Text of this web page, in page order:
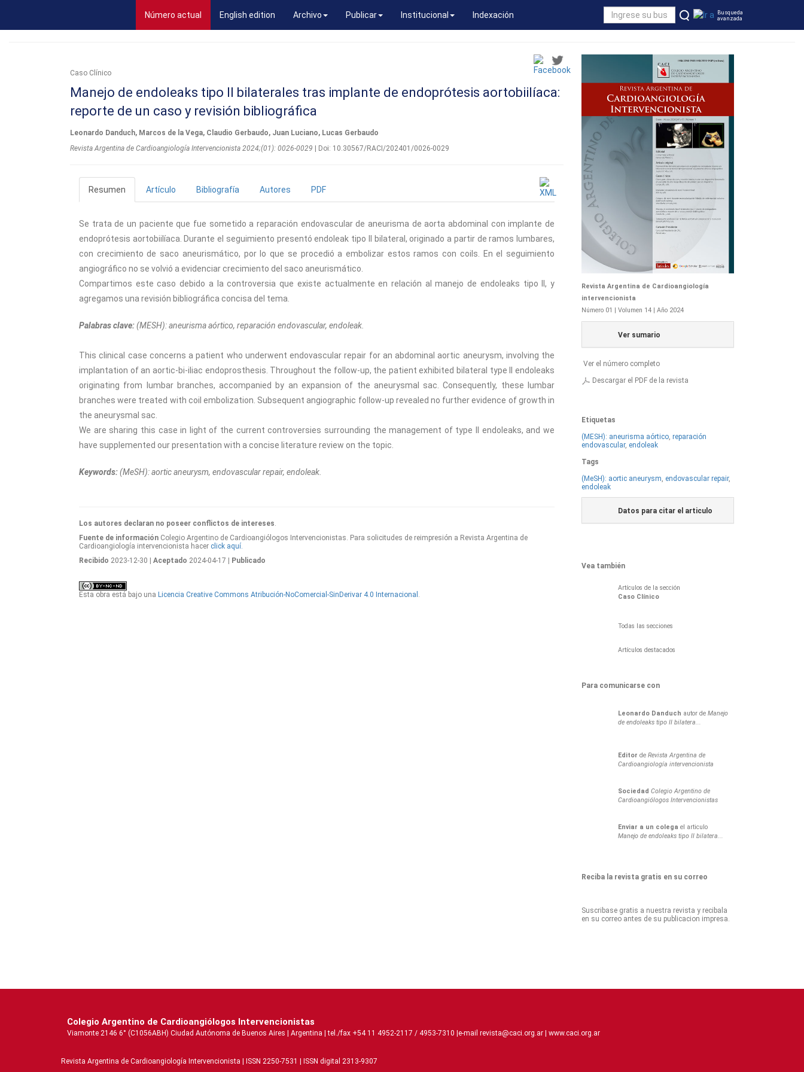
Número actual (current)English edition Archivo Publicar Institucional Indexación
Busqueda
avanzada
Caso Clínico
Manejo de endoleaks tipo II bilaterales tras implante de endoprótesis aortobiilíaca:
reporte de un caso y revisión bibliográfica
Leonardo Danduch, Marcos de la Vega, Claudio Gerbaudo, Juan Luciano, Lucas Gerbaudo
Revista Argentina de Cardioangiologí­a Intervencionista 2024;(01): 0026-0029 | Doi: 10.30567/RACI/202401/0026-0029
Resumen Artículo Bibliografía Autores PDF
Se trata de un paciente que fue sometido a reparación endovascular de aneurisma de aorta abdominal con implante de
endoprótesis aortobiilíaca. Durante el seguimiento presentó endoleak tipo II bilateral, originado a partir de ramos lumbares,
con crecimiento de saco aneurismático, por lo que se procedió a embolizar estos ramos con coils. En el seguimiento
angiográfico no se volvió a evidenciar crecimiento del saco aneurismático.
Compartimos este caso debido a la controversia que existe actualmente en relación al manejo de endoleaks tipo II, y
agregamos una revisión bibliográfica concisa del tema.
Palabras clave:(MESH): aneurisma aórtico, reparación endovascular, endoleak.
This clinical case concerns a patient who underwent endovascular repair for an abdominal aortic aneurysm, involving the
implantation of an aortic-bi-iliac endoprosthesis. Throughout the follow-up, the patient exhibited bilateral type II endoleaks
originating from lumbar branches, accompanied by an expansion of the aneurysmal sac. Consequently, these lumbar
branches were treated with coil embolization. Subsequent angiographic follow-up revealed no further evidence of growth in
the aneurysmal sac.
We are sharing this case in light of the current controversies surrounding the management of type II endoleaks, and we
have supplemented our presentation with a concise literature review on the topic.
Keywords:(MeSH): aortic aneurysm, endovascular repair, endoleak.
Los autores declaran no poseer conflictos de intereses.
Fuente de información Colegio Argentino de Cardioangiólogos Intervencionistas. Para solicitudes de reimpresión a Revista Argentina de
Cardioangiología intervencionista hacer click aquí.
Recibido 2023-12-30 | Aceptado 2024-04-17 | Publicado
Esta obra está bajo una Licencia Creative Commons Atribución-NoComercial-SinDerivar 4.0 Internacional .
Revista Argentina de Cardioangiología
intervencionista
Número 01 | Volumen 14 | Año 2024
Ver sumario
Ver el número completo
Descargar el PDF de la revista
Etiquetas
(MESH): aneurisma aórtico, reparación
endovascular, endoleak
Tags
(MeSH): aortic aneurysm, endovascular repair,
endoleak
Datos para citar el articulo
Vea también
Artículos de la sección
Caso Clínico
Todas las secciones
Artículos destacados
Para comunicarse con
Leonardo Danduch autor de Manejo
de endoleaks tipo II bilatera...
Editor de Revista Argentina de
Cardioangiología intervencionista
Sociedad Colegio Argentino de
Cardioangiólogos Intervencionistas
Enviar a un colega el articulo
Manejo de endoleaks tipo II bilatera...
Reciba la revista gratis en su correo
Suscribase gratis a nuestra revista y recibala
en su correo antes de su publicacion impresa.
Colegio Argentino de Cardioangiólogos Intervencionistas
Viamonte 2146 6° (C1056ABH) Ciudad Autónoma de Buenos Aires | Argentina | tel./fax +54 11 4952-2117 / 4953-7310 |e-mail revista@caci.org.ar | www.caci.org.ar
Revista Argentina de Cardioangiologí­a Intervencionista | ISSN 2250-7531 | ISSN digital 2313-9307